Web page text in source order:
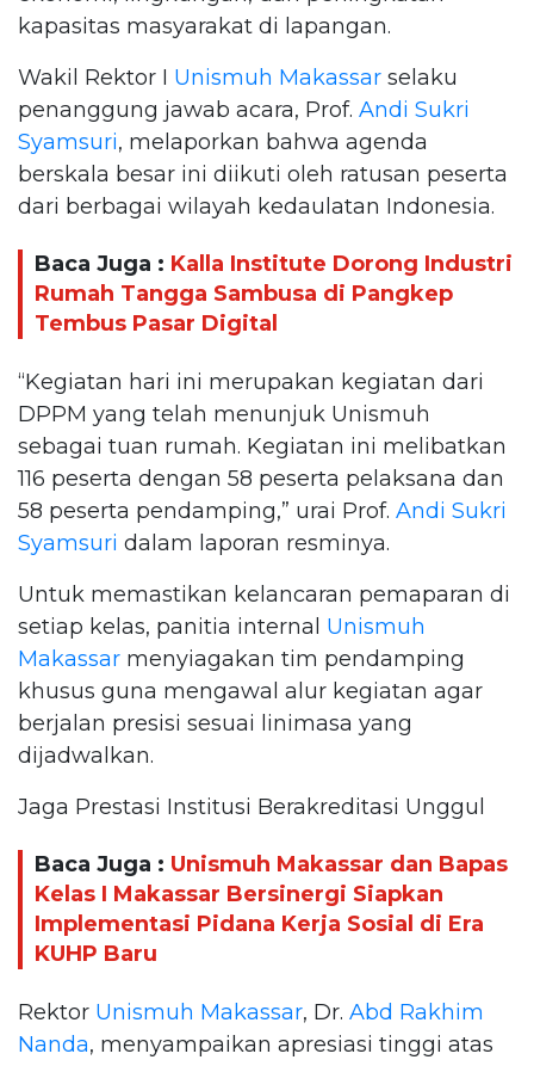
kapasitas masyarakat di lapangan.
Wakil Rektor I Unismuh Makassar selaku
penanggung jawab acara, Prof. Andi Sukri
Syamsuri, melaporkan bahwa agenda
berskala besar ini diikuti oleh ratusan peserta
dari berbagai wilayah kedaulatan Indonesia.
Baca Juga : Kalla Institute Dorong Industri
Rumah Tangga Sambusa di Pangkep
Tembus Pasar Digital
“Kegiatan hari ini merupakan kegiatan dari
DPPM yang telah menunjuk Unismuh
sebagai tuan rumah. Kegiatan ini melibatkan
116 peserta dengan 58 peserta pelaksana dan
58 peserta pendamping,” urai Prof. Andi Sukri
Syamsuri dalam laporan resminya.
Untuk memastikan kelancaran pemaparan di
setiap kelas, panitia internal Unismuh
Makassar menyiagakan tim pendamping
khusus guna mengawal alur kegiatan agar
berjalan presisi sesuai linimasa yang
dijadwalkan.
Jaga Prestasi Institusi Berakreditasi Unggul
Baca Juga : Unismuh Makassar dan Bapas
Kelas I Makassar Bersinergi Siapkan
Implementasi Pidana Kerja Sosial di Era
KUHP Baru
Rektor Unismuh Makassar, Dr. Abd Rakhim
Nanda, menyampaikan apresiasi tinggi atas